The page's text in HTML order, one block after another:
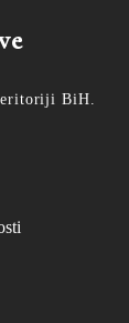
BiH.